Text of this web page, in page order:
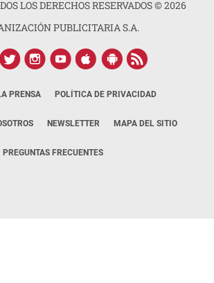
LOS DERECHOS RESERVADOS ©2026
PUBLICITARIA S.A.
PRENSA POLÍTICA DE PRIVACIDAD
NEWSLETTER MAPA DEL SITIO
PREGUNTAS FRECUENTES